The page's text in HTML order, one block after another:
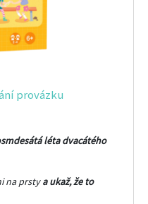
provázku
léta dvacátého
na prstya ukaž, že to